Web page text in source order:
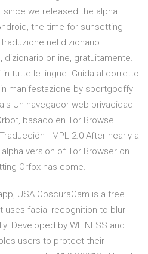
since we released the alpha
the time for sunsetting
nel dizionario
dizionario online, gratuitamente.
tutte le lingue. Guida al corretto
manifestazione by sportgooffy
Un navegador web privacidad
basado en Tor Browse
- MPL-2.0 After nearly a
version of Tor Browser on
Orfox has come.
USA ObscuraCam is a free
uses facial recognition to blur
Developed by WITNESS and
users to protect their